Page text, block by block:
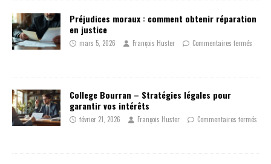
Préjudices moraux : comment obtenir réparation
en justice
mars 5, 2026 François Huster Commentaires fermés
College Bourran – Stratégies légales pour
garantir vos intérêts
février 21, 2026 François Huster Commentaires fermés